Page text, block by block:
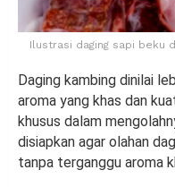
Ilustrasi daging sapi beku
Daging kambing dinilai
aroma yang khas dan
khusus dalam
disiapkan agar olahan
tanpa terganggu aroma